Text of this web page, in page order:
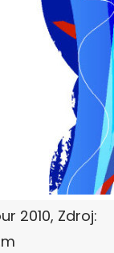
2010, Zdroj: